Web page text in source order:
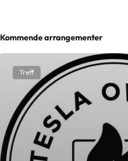
Kommende arrangementer
Treff